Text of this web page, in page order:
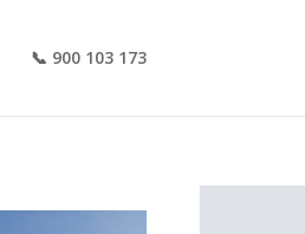
📞 900 103 173